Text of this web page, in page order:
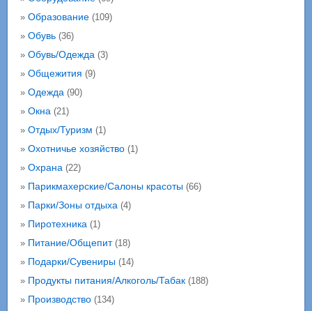
» Образование(109)
» Обувь(36)
» Обувь/Одежда(3)
» Общежития (9)
» Одежда(90)
» Окна(21)
» Отдых/Туризм (1)
» Охотничье хозяйство(1)
» Охрана(22)
» Парикмахерские/Салоны красоты(66)
» Парки/Зоны отдыха(4)
» Пиротехника(1)
» Питание/Общепит(18)
» Подарки/Сувениры(14)
» Продукты питания/Алкоголь/Табак(188)
» Производство(134)